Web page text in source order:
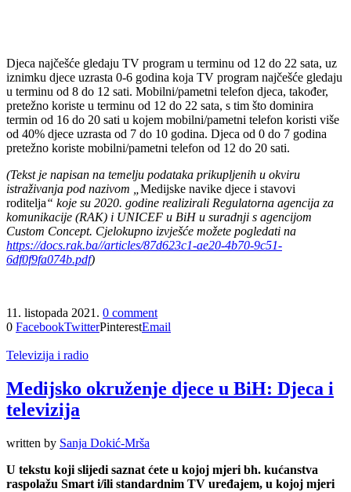
Djeca najčešće gledaju TV program u terminu od 12 do 22 sata, uz
iznimku djece uzrasta 0-6 godina koja TV program najčešće gledaju
u terminu od 8 do 12 sati. Mobilni/pametni telefon djeca, također,
pretežno koriste u terminu od 12 do 22 sata, s tim što dominira
termin od 16 do 20 sati u kojem mobilni/pametni telefon koristi više
od 40% djece uzrasta od 7 do 10 godina. Djeca od 0 do 7 godina
pretežno koriste mobilni/pametni telefon od 12 do 20 sati.
(Tekst je napisan na temelju podataka prikupljenih u okviru
istraživanja pod nazivom „ Medijske navike djece i stavovi
roditelja“ koje su 2020. godine realizirali Regulatorna agencija za
komunikacije (RAK) i UNICEF u BiH u suradnji s agencijom
Custom Concept. Cjelokupno izvješće možete pogledati na
https://docs.rak.ba//articles/87d623c1-ae20-4b70-9c51-
6df0f9fa074b.pdf)
11. listopada 2021. 0 comment
0 FacebookTwitterPinterestEmail
Televizija i radio
Medijsko okruženje djece u BiH: Djeca i
televizija
written by Sanja Dokić-Mrša
U tekstu koji slijedi saznat ćete u kojoj mjeri bh. kućanstva
raspolažu Smart i/ili standardnim TV uređajem, u kojoj mjeri